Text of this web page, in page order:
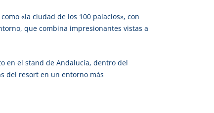
«la ciudad de los 100 palacios», con
que combina impresionantes vistas a
en el stand de Andalucía, dentro del
del resort en un entorno más